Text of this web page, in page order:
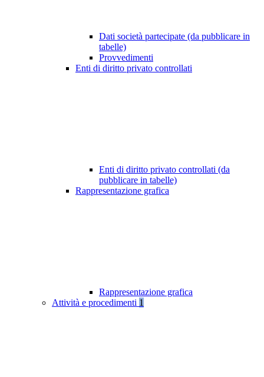
Dati società partecipate (da pubblicare in
tabelle)
Provvedimenti
Enti di diritto privato controllati
Enti di diritto privato controllati (da
pubblicare in tabelle)
Rappresentazione grafica
Rappresentazione grafica
Attività e procedimenti 1